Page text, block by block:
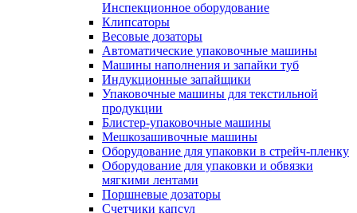
Инспекционное оборудование
Клипсаторы
Весовые дозаторы
Автоматические упаковочные машины
Машины наполнения и запайки туб
Индукционные запайщики
Упаковочные машины для текстильной
продукции
Блистер-упаковочные машины
Мешкозашивочные машины
Оборудование для упаковки в стрейч-пленку
Оборудование для упаковки и обвязки
мягкими лентами
Поршневые дозаторы
Счетчики капсул